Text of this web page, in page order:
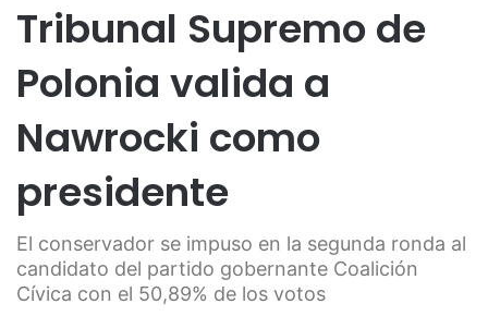
Tribunal Supremo de
Polonia valida a
Nawrocki como
presidente
El conservador se impuso en la segunda ronda al
candidato del partido gobernante Coalición
Cívica con el 50,89% de los votos